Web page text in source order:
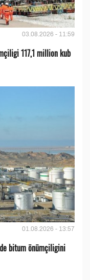
03.08.2026 - 11:59
117,1 million kub
01.08.2026 - 13:57
bitum önümçiligini